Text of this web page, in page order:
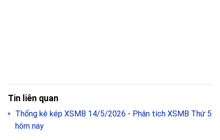
Tin liên quan
Thống kê kép XSMB 14/5/2026 - Phân tích XSMB Thứ 5
hôm nay